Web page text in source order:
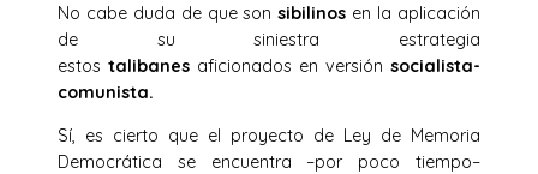
No cabe duda de que sonsibilinos en la aplicación
de su siniestra estrategia
estos talibanes aficionados en versión socialista-
comunista.
Sí, es cierto que el proyecto de Ley de Memoria
Democrática se encuentra –por poco tiempo–